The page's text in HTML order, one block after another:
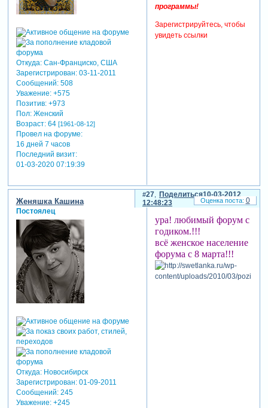
Откуда:Сан-Франциско, США
Зарегистрирован: 03-11-2011
Сообщений:508
Уважение: +575
Позитив: +973
Пол:Женский
Возраст:64 [1961-08-12]
Провел на форуме:
16 дней 7 часов
Последний визит:
01-03-2020 07:19:39
программы!
Зарегистрируйтесь, чтобы
увидеть ссылки
Поделиться
27
10-03-2012
12:48:23
Женяшка Кашина
Постоялец
Откуда:Новосибирск
Зарегистрирован: 01-09-2011
Сообщений:245
Уважение: +245
ура! любимый форум с
годиком.!!!
всё женское население
форума с 8 марта!!!
0